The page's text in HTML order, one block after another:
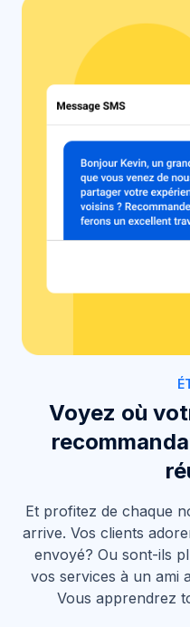
Voyez où
Et profitez de chaque
arrive. Vos clients
envoyé? Ou sont-ils
vos services à un ami
Vous apprendrez